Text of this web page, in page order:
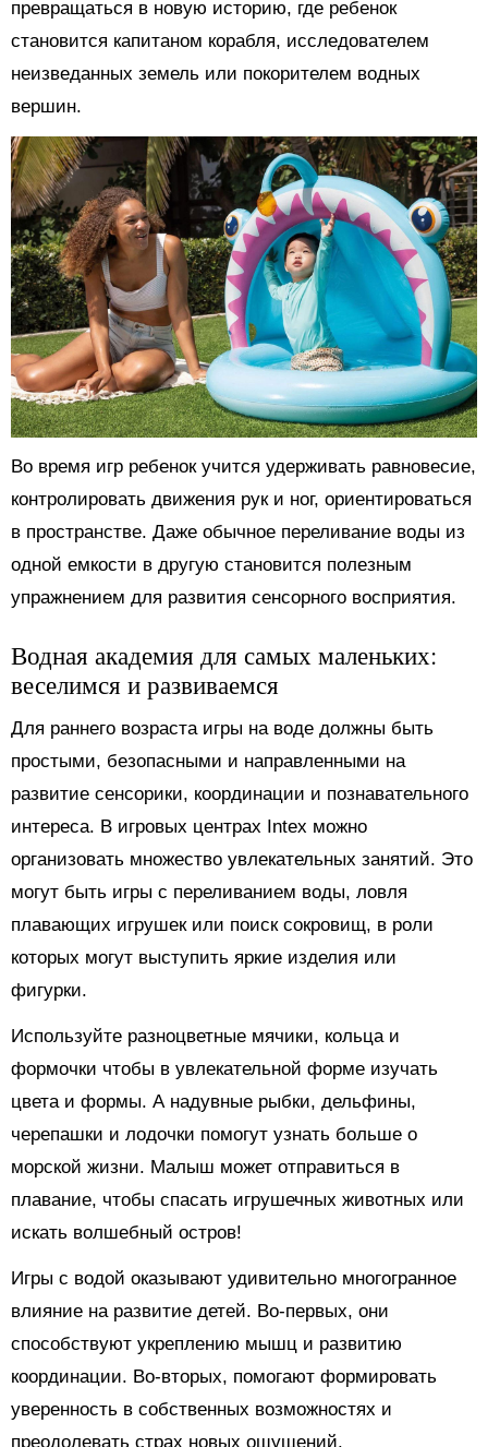
превращаться в новую историю, где ребенок
становится капитаном корабля, исследователем
неизведанных земель или покорителем водных
вершин.
Во время игр ребенок учится удерживать равновесие,
контролировать движения рук и ног, ориентироваться
в пространстве. Даже обычное переливание воды из
одной емкости в другую становится полезным
упражнением для развития сенсорного восприятия.
Водная академия для самых маленьких:
веселимся и развиваемся
Для раннего возраста игры на воде должны быть
простыми, безопасными и направленными на
развитие сенсорики, координации и познавательного
интереса. В игровых центрах Intex можно
организовать множество увлекательных занятий. Это
могут быть игры с переливанием воды, ловля
плавающих игрушек или поиск сокровищ, в роли
которых могут выступить яркие изделия или
фигурки.
Используйте разноцветные мячики, кольца и
формочки чтобы в увлекательной форме изучать
цвета и формы. А надувные рыбки, дельфины,
черепашки и лодочки помогут узнать больше о
морской жизни. Малыш может отправиться в
плавание, чтобы спасать игрушечных животных или
искать волшебный остров!
Игры с водой оказывают удивительно многогранное
влияние на развитие детей. Во-первых, они
способствуют укреплению мышц и развитию
координации. Во-вторых, помогают формировать
уверенность в собственных возможностях и
преодолевать страх новых ощущений.